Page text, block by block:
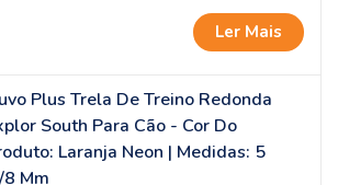
Ler Mais
Plus Trela De Treino Redonda
South Para Cão - Cor Do
Laranja Neon | Medidas: 5
8 Mm